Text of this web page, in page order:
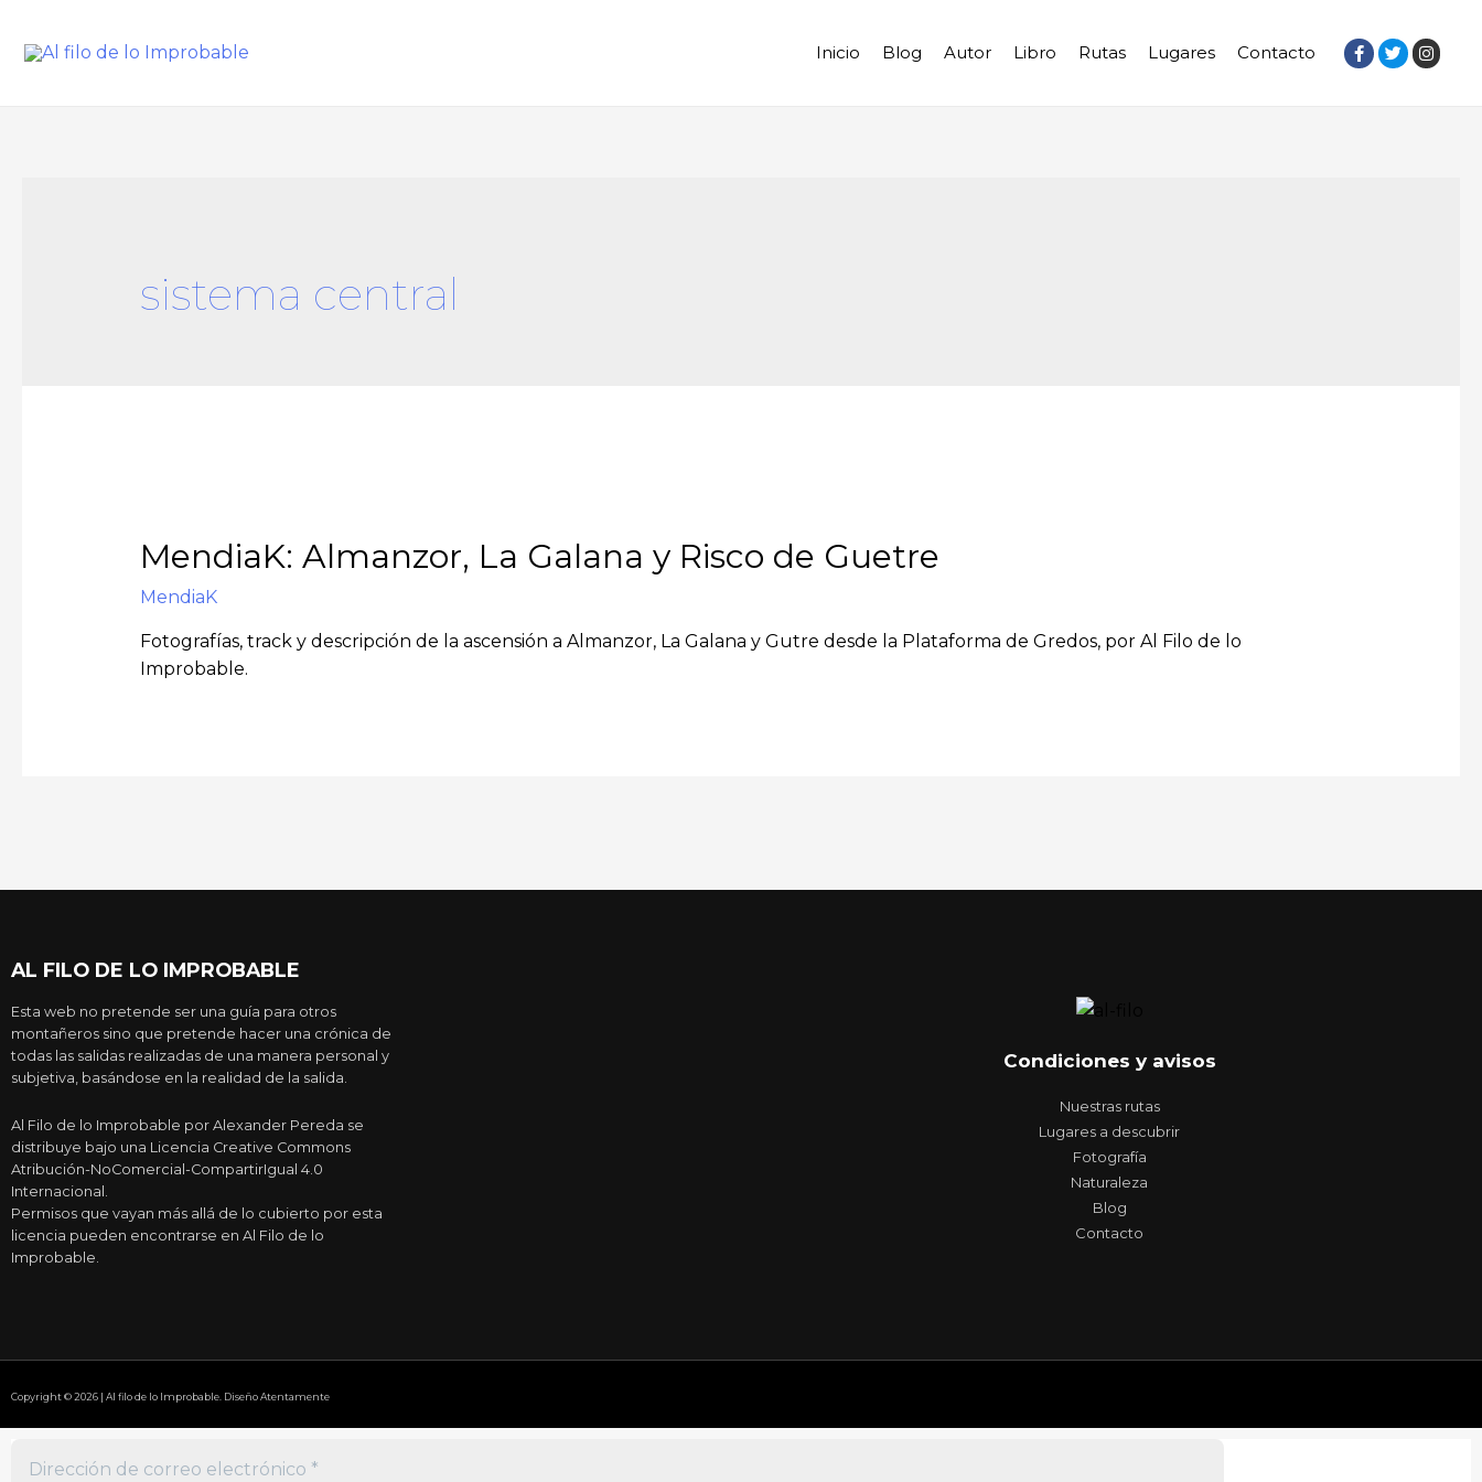
Inicio Blog Autor Libro Rutas Lugares Contacto
sistema central
MendiaK: Almanzor, La Galana y Risco de Guetre
MendiaK
Fotografías, track y descripción de la ascensión a Almanzor, La Galana y Gutre desde la Plataforma de Gredos, por Al Filo de lo
Improbable.
AL FILO DE LO IMPROBABLE
Esta web no pretende ser una guía para otros
montañeros sino que pretende hacer una crónica de
todas las salidas realizadas de una manera personal y
subjetiva, basándose en la realidad de la salida.
Al Filo de lo Improbable por Alexander Pereda se
distribuye bajo una Licencia Creative Commons
Atribución-NoComercial-CompartirIgual 4.0
Internacional.
Permisos que vayan más allá de lo cubierto por esta
licencia pueden encontrarse en Al Filo de lo
Improbable.
Condiciones y avisos
Nuestras rutas
Lugares a descubrir
Fotografía
Naturaleza
Blog
Contacto
Copyright © 2026 | Al filo de lo Improbable. Diseño Atentamente